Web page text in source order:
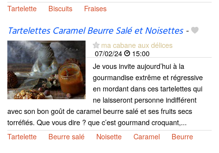
Tartelette
Biscuits Fraises
Tartelettes Caramel Beurre Salé et Noisettes-
ma cabane aux délices
07/02/24
15:00
Je vous invite aujourd’hui à la
gourmandise extrême et régressive
en mordant dans ces tartelettes qui
ne laisseront personne indifférent
avec son bon goût de caramel beurre salé et ses fruits secs
torréfiés. Que vous dire ? que c’est gourmand croquant,...
Tartelette
Beurre salé Noisette Caramel Beurre